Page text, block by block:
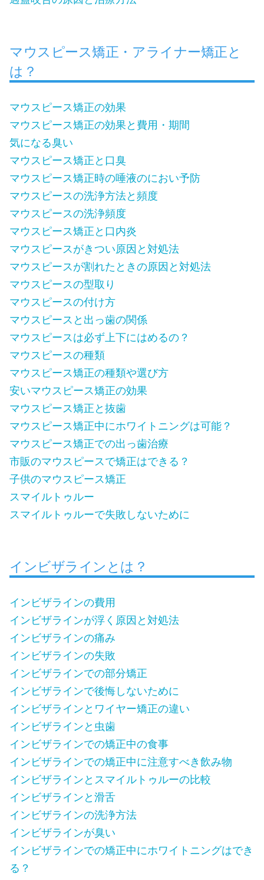
マウスピース矯正・アライナー矯正と
は？
マウスピース矯正の効果
マウスピース矯正の効果と費用・期間
気になる臭い
マウスピース矯正と口臭
マウスピース矯正時の唾液のにおい予防
マウスピースの洗浄方法と頻度
マウスピースの洗浄頻度
マウスピース矯正と口内炎
マウスピースがきつい原因と対処法
マウスピースが割れたときの原因と対処法
マウスピースの型取り
マウスピースの付け方
マウスピースと出っ歯の関係
マウスピースは必ず上下にはめるの？
マウスピースの種類
マウスピース矯正の種類や選び方
安いマウスピース矯正の効果
マウスピース矯正と抜歯
マウスピース矯正中にホワイトニングは可能？
マウスピース矯正での出っ歯治療
市販のマウスピースで矯正はできる？
子供のマウスピース矯正
スマイルトゥルー
スマイルトゥルーで失敗しないために
インビザラインとは？
インビザラインの費用
インビザラインが浮く原因と対処法
インビザラインの痛み
インビザラインの失敗
インビザラインでの部分矯正
インビザラインで後悔しないために
インビザラインとワイヤー矯正の違い
インビザラインと虫歯
インビザラインでの矯正中の食事
インビザラインでの矯正中に注意すべき飲み物
インビザラインとスマイルトゥルーの比較
インビザラインと滑舌
インビザラインの洗浄方法
インビザラインが臭い
インビザラインでの矯正中にホワイトニングはでき
る？